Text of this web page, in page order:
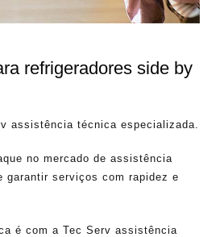
refrigeradores side by
assistência técnica especializada.
no mercado de assistência
garantir serviços com rapidez e
é com a Tec Serv assistência